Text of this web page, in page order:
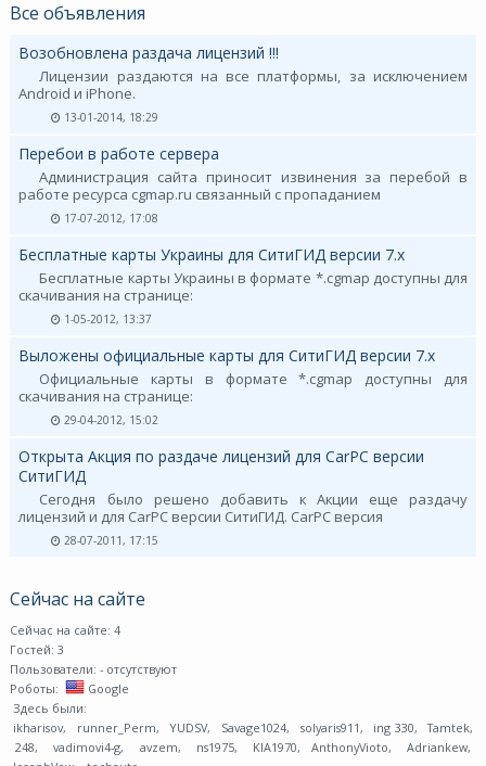
Все объявления
Возобновлена раздача лицензий !!!
Лицензии раздаются на все платформы, за исключением
Android и iPhone.
13-01-2014, 18:29
Перебои в работе сервера
Администрация сайта приносит извинения за перебой в
работе ресурса cgmap.ru связанный с пропаданием
17-07-2012, 17:08
Бесплатные карты Украины для СитиГИД версии 7.х
Бесплатные карты Украины в формате *.cgmap доступны для
скачивания на странице:
1-05-2012, 13:37
Выложены официальные карты для СитиГИД версии 7.х
Официальные карты в формате *.cgmap доступны для
скачивания на странице:
29-04-2012, 15:02
Открыта Акция по раздаче лицензий для CarPC версии
СитиГИД
Сегодня было решено добавить к Акции еще раздачу
лицензий и для CarPC версии СитиГИД. CarPC версия
28-07-2011, 17:15
Сейчас на сайте
Сейчас на сайте: 4
Гостей: 3
Пользователи: - отсутствуют
Роботы:
Google
Здесь были:
ikharisov, runner_Perm, YUDSV, Savage1024, solyaris911, ing 330, Tamtek,
248, vadimovi4-g, avzem, ns1975, KIA1970, AnthonyVioto, Adriankew,